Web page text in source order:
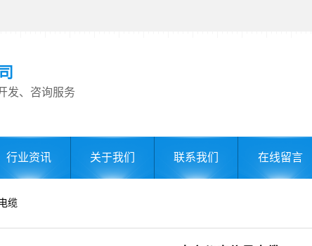
发、咨询服务
行业资讯 关于我们 联系我们 在线留言
缆